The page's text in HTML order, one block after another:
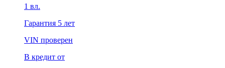
1 вл.
Гарантия 5 лет
VIN проверен
В кредит от